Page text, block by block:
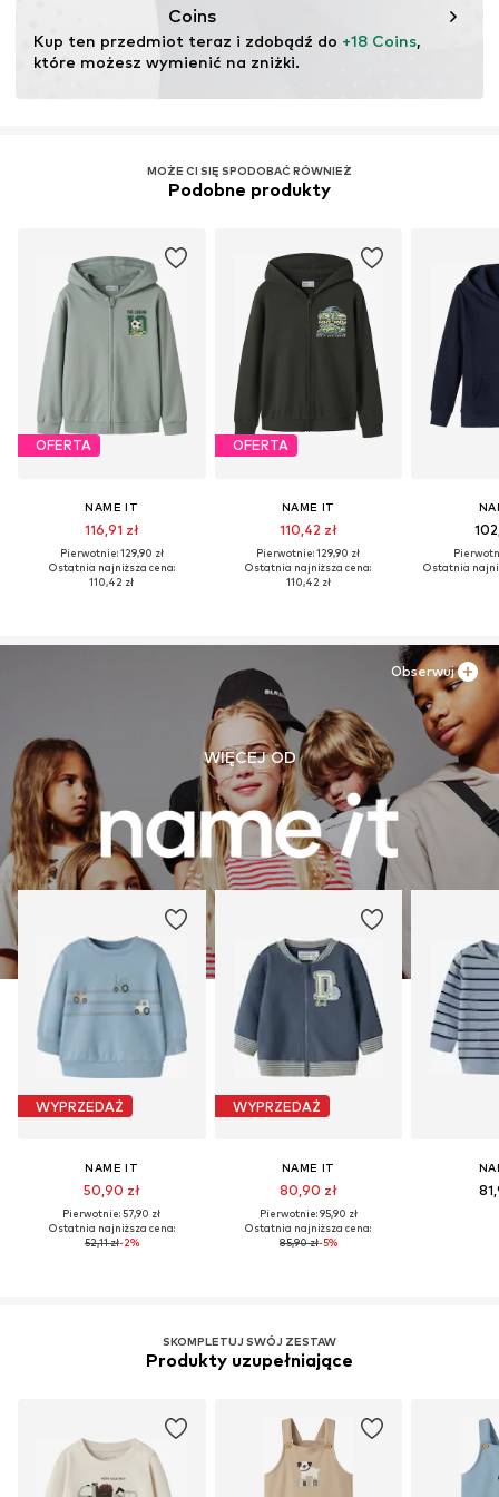
ekosystemów poprzez rolnictwo ekologiczne poprzez
rezygnację z modyfikacji genetycznych oraz ograniczenie
zużycia wody i nawozów chemicznych.
Coins
Kup ten przedmiot teraz i zdobądź do +18 Coins,
które możesz wymienić na zniżki.
MOŻE CI SIĘ SPODOBAĆ RÓWNIEŻ
Podobne produkty
OFERTA
NAME IT
116,91 zł
Pierwotnie: 129,90 zł
Ostatnia najniższa cena:
110,42 zł
OFERTA
NAME IT
110,42 zł
Pierwotnie: 129,90 zł
Ostatnia najniższa cena:
110,42 zł
Ostatnia
WIĘCEJ OD
WYPRZEDAŻ
NAME IT
50,90 zł
Pierwotnie: 57,90 zł
Ostatnia najniższa cena:
52,11 zł-2%
WYPRZEDAŻ
NAME IT
80,90 zł
Pierwotnie: 95,90 zł
Ostatnia najniższa cena:
85,90 zł-5%
Obserwuj
SKOMPLETUJ SWÓJ ZESTAW
Produkty uzupełniające